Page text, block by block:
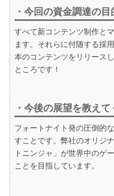
・今回の資金調達の
すべて新コンテンツ制作と
ます。それらに付随する採
本のコンテンツをリリース
ところです！
・今後の展望を教えて
フォートナイト発の圧倒的
すことです。弊社のオリジ
トニンジャ」が世界中のゲ
ことを目指しています。